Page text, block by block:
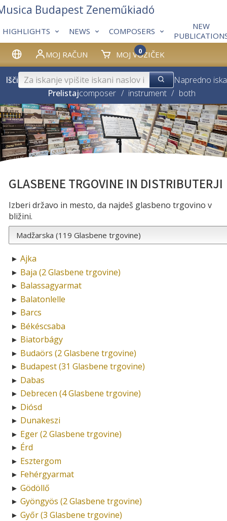
MOJ RAČUN MOJ VOZIČEK
0
HIGHLIGHTS NEWS COMPOSERS
NEW
Budapest Zeneműkiadó
Išči
Napredno
Prelistajcomposer / instrument / both
GLASBENE TRGOVINE IN DISTRIBUTERJI
Izberi državo in mesto, da najdeš glasbeno trgovino v
bližini.
► Ajka
► Baja (2 Glasbene trgovine)
► Balassagyarmat
► Balatonlelle
► Barcs
► Békéscsaba
► Biatorbágy
► Budaörs (2 Glasbene trgovine)
► Budapest (31 Glasbene trgovine)
► Dabas
► Debrecen (4 Glasbene trgovine)
► Diósd
► Dunakeszi
► Eger (2 Glasbene trgovine)
► Érd
► Esztergom
► Fehérgyarmat
► Gödöllő
► Gyöngyös (2 Glasbene trgovine)
► Győr (3 Glasbene trgovine)